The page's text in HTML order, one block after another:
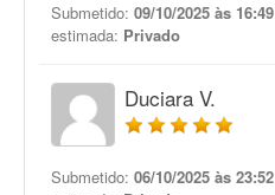
Submetido: 09/10/2025 às 16:49
estimada: Privado
Duciara V.
Submetido: 06/10/2025 às 23:52